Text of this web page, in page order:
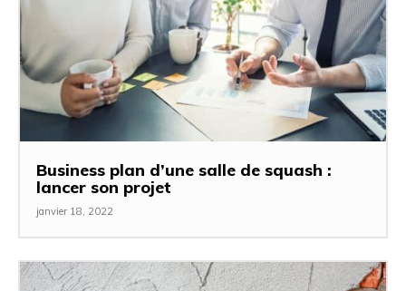
Business plan d’une salle de squash :
lancer son projet
janvier 18, 2022